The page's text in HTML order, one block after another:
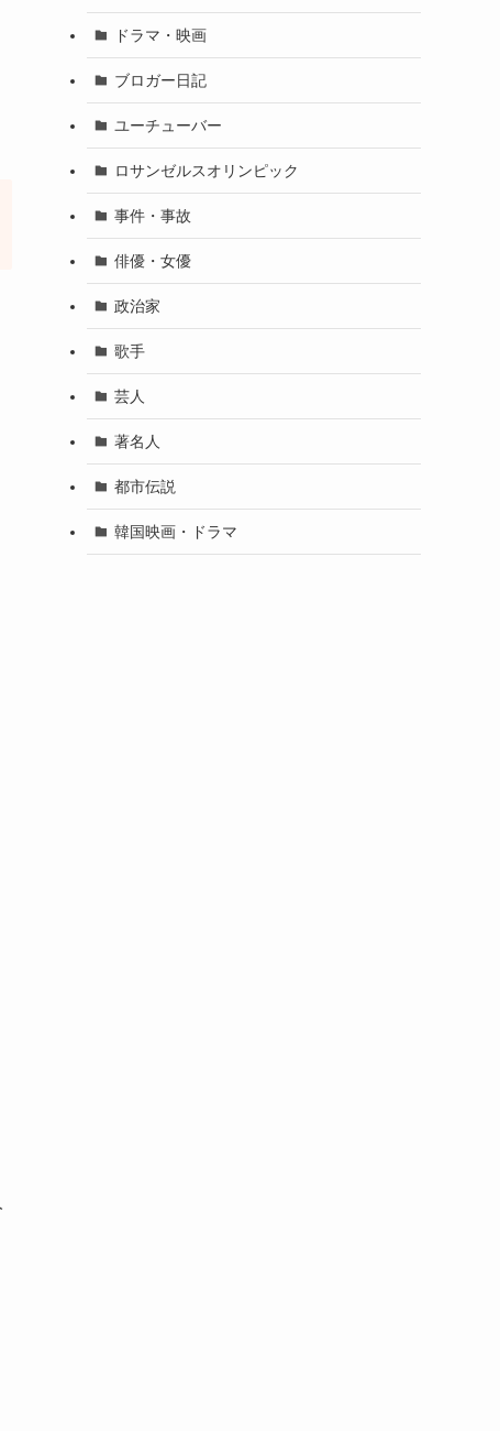
ドラマ・映画
ブロガー日記
ユーチューバー
ロサンゼルスオリンピック
事件・事故
俳優・女優
政治家
歌手
芸人
著名人
都市伝説
韓国映画・ドラマ